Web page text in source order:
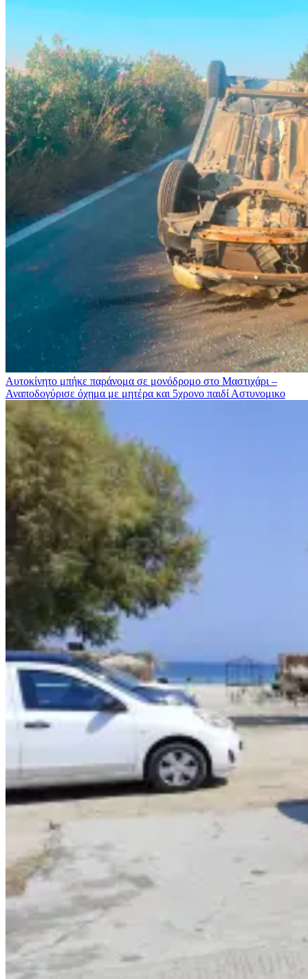
Αυτοκίνητο μπήκε παράνομα σε μονόδρομο στο Μαστιχάρι –
Αναποδογύρισε όχημα με μητέρα και 5χρονο παιδί Αστυνομικο